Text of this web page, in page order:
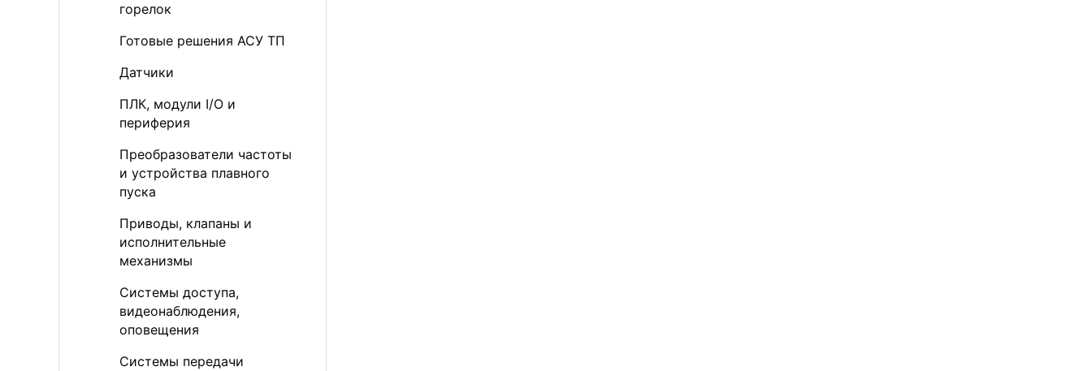
горелок
Готовые решения АСУ ТП
Датчики
ПЛК, модули I/O и
периферия
Преобразователи частоты
и устройства плавного
пуска
Приводы, клапаны и
исполнительные
механизмы
Системы доступа,
видеонаблюдения,
оповещения
Системы передачи